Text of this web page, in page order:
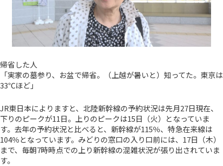
帰省した人
「実家の墓参り、お盆で帰省。（上越が暑いと）知ってた。東京は
33℃ほど」
JR東日本によりますと、北陸新幹線の予約状況は先月27日現在、
下りのピークが11日。上りのピークは15日（火）となっていま
す。去年の予約状況と比べると、新幹線が115％、特急在来線は
104％となっています。みどりの窓口の入り口前には、17日（木）
まで、毎朝7時時点での上り新幹線の混雑状況が張り出されていま
す。